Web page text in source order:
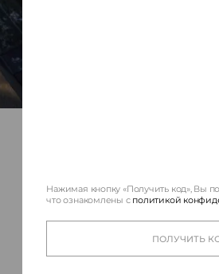
Нажимая кнопку «Получить код», Вы
что ознакомлены с политикой
ПОЛУЧИТЬ